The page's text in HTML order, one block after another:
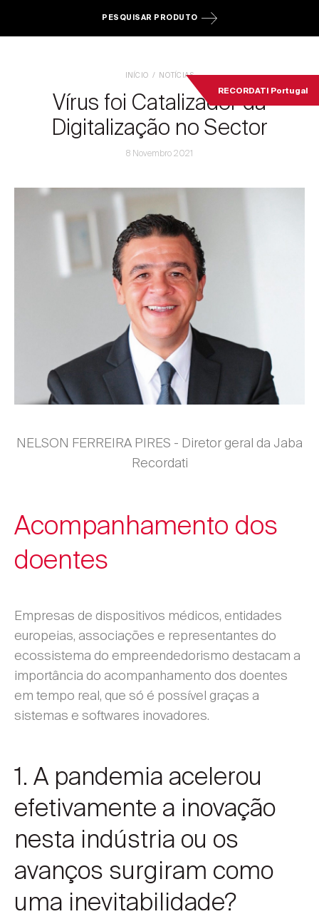
PESQUISAR PRODUTO
RECORDATI Portugal
INÍCIO NOTÍCIAS
Vírus foi Catalizador da
Digitalização no Sector
8 Novembro 2021
NELSON FERREIRA PIRES - Diretor geral da Jaba
Recordati
Acompanhamento dos
doentes
Empresas de dispositivos médicos, entidades
europeias, associações e representantes do
ecossistema do empreendedorismo destacam a
importância do acompanhamento dos doentes
em tempo real, que só é possível graças a
sistemas e softwares inovadores.
1. A pandemia acelerou
efetivamente a inovação
nesta indústria ou os
avanços surgiram como
uma inevitabilidade?